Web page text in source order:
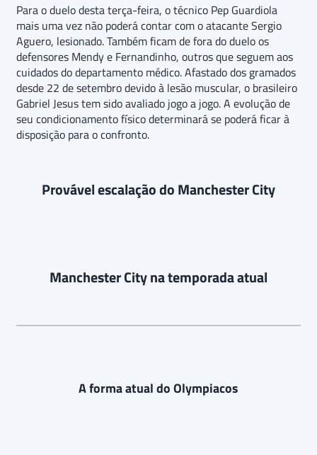
Para o duelo desta terça-feira, o técnico Pep Guardiola
mais uma vez não poderá contar com o atacante Sergio
Aguero, lesionado. Também ficam de fora do duelo os
defensores Mendy e Fernandinho, outros que seguem aos
cuidados do departamento médico. Afastado dos gramados
desde 22 de setembro devido à lesão muscular, o brasileiro
Gabriel Jesus tem sido avaliado jogo a jogo. A evolução de
seu condicionamento físico determinará se poderá ficar à
disposição para o confronto.
Provável escalação do Manchester City
Manchester City na temporada atual
A forma atual do Olympiacos